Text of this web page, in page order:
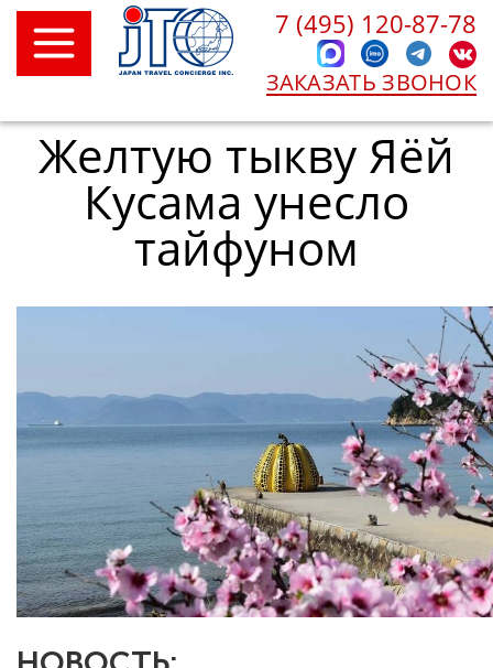
7 (495) 120-87-78
ЗАКАЗАТЬ ЗВОНОК
Желтую тыкву Яёй
Кусама унесло
тайфуном